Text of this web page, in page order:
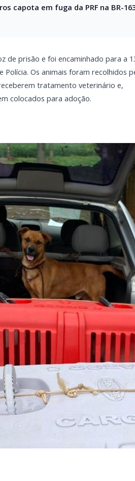
capota em fuga da PRF na BR-
de prisão e foi encaminhado para a
Polícia. Os animais foram recolhidos
tratamento veterinário e,
colocados para adoção.